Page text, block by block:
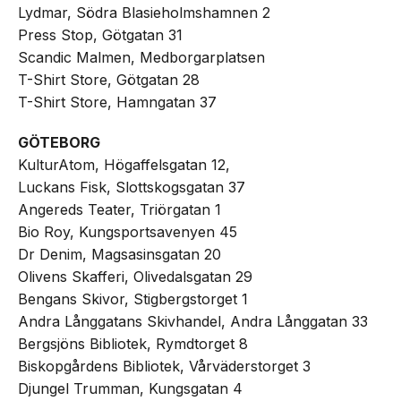
Lydmar, Södra Blasieholmshamnen 2
Press Stop, Götgatan 31
Scandic Malmen, Medborgarplatsen
T-Shirt Store, Götgatan 28
T-Shirt Store, Hamngatan 37
GÖTEBORG
KulturAtom, Högaffelsgatan 12,
Luckans Fisk, Slottskogsgatan 37
Angereds Teater, Triörgatan 1
Bio Roy, Kungsportsavenyen 45
Dr Denim, Magsasinsgatan 20
Olivens Skafferi, Olivedalsgatan 29
Bengans Skivor, Stigbergstorget 1
Andra Långgatans Skivhandel, Andra Långgatan 33
Bergsjöns Bibliotek, Rymdtorget 8
Biskopgårdens Bibliotek, Vårväderstorget 3
Djungel Trumman, Kungsgatan 4